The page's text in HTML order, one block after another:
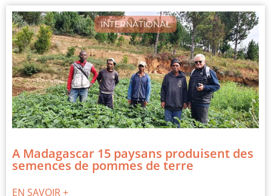
INTERNATIONAL
A Madagascar 15 paysans produisent des
semences de pommes de terre
EN SAVOIR +